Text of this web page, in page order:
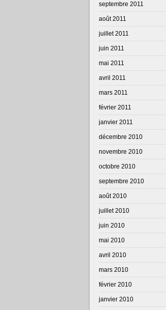
septembre 2011
août 2011
juillet 2011
juin 2011
mai 2011
avril 2011
mars 2011
février 2011
janvier 2011
décembre 2010
novembre 2010
octobre 2010
septembre 2010
août 2010
juillet 2010
juin 2010
mai 2010
avril 2010
mars 2010
février 2010
janvier 2010